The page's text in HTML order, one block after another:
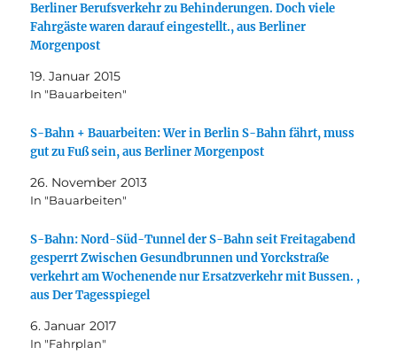
Berliner Berufsverkehr zu Behinderungen. Doch viele
Fahrgäste waren darauf eingestellt., aus Berliner
Morgenpost
19. Januar 2015
In "Bauarbeiten"
S-Bahn + Bauarbeiten: Wer in Berlin S-Bahn fährt, muss
gut zu Fuß sein, aus Berliner Morgenpost
26. November 2013
In "Bauarbeiten"
S-Bahn: Nord-Süd-Tunnel der S-Bahn seit Freitagabend
gesperrt Zwischen Gesundbrunnen und Yorckstraße
verkehrt am Wochenende nur Ersatzverkehr mit Bussen. ,
aus Der Tagesspiegel
6. Januar 2017
In "Fahrplan"